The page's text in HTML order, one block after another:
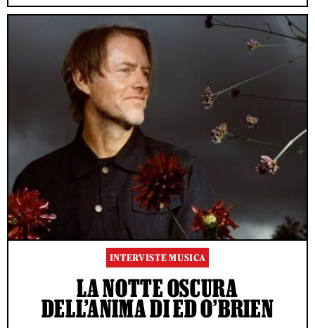
INTERVISTE MUSICA
LA NOTTE OSCURA
DELL’ANIMA DI ED O’BRIEN